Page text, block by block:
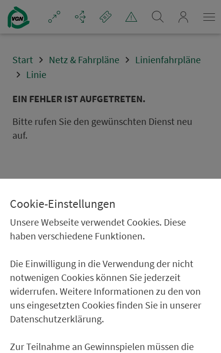
Navigation überspringen
Start Netz & Fahrpläne
Linienfahrpläne
Linie
EIN FEHLER IST AUFGETRETEN.
Bitte rufen Sie den gewünschten Dienst neu
auf.
Ver­kehrs­ver­bund Groß­raum
22.000 Qua­drat­ki­lo­me­ter. 130 Ver­kehrs­un­
ter­neh­men. 1.100 Linien. Eine Fahr­kar­te.
Ver­bin­dungen
Abfahrten
Cookie-Einstellungen
Unsere Webseite verwendet Cookies. Diese
haben verschiedene Funktionen.
Die Einwilligung in die Verwendung der nicht
notwenigen Cookies können Sie jederzeit
widerrufen. Weitere Informationen zu den von
uns eingesetzten Cookies finden Sie in unserer
Datenschutzerklärung.
Zur Teilnahme an Gewinnspielen müssen die